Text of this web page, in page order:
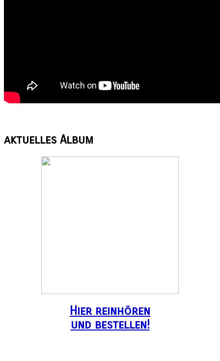
aktuelles Album
Hier reinhören
und bestellen!